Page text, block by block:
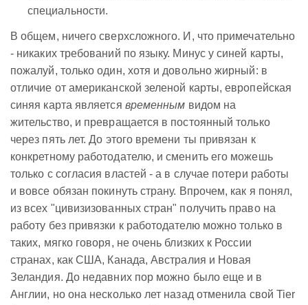
специальности.
В общем, ничего сверхсложного. И, что примечательно
- никаких требований по языку. Минус у синей карты,
пожалуй, только один, хотя и довольно жирный: в
отличие от американской зеленой карты, европейская
синяя карта является временным видом на
жительство, и превращается в постоянный только
через пять лет. До этого времени ты привязан к
конкретному работодателю, и сменить его можешь
только с согласия властей - а в случае потери работы
и вовсе обязан покинуть страну. Впрочем, как я понял,
из всех "цивизизованных стран" получить право на
работу без привязки к работодателю можно только в
таких, мягко говоря, не очень близких к России
странах, как США, Канада, Австралия и Новая
Зеландия. До недавних пор можно было еще и в
Англии, но она несколько лет назад отменила свой Tier